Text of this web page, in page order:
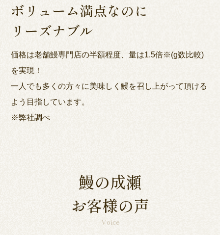
ボリューム満点なのに
リーズナブル
価格は老舗鰻専門店の半額程度、量は1.5倍※(g数比較)
を実現！
一人でも多くの方々に美味しく鰻を召し上がって頂ける
よう目指しています。
※弊社調べ
鰻の成瀬
お客様の声
Voice